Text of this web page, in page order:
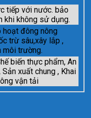
tiếp với nước. bảo
khi không sử dụng.
hoạt đông nông
trừ sâu,xây lắp ,
môi trường.
biến thực phẩm, An
xuất chung , Khai
vận tải